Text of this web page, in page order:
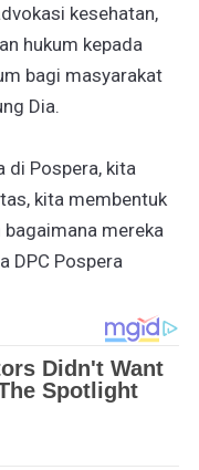
kesehatan,
hukum kepada
bagi masyarakat
Dia.
di Pospera, kita
kita membentuk
mereka
DPC Pospera